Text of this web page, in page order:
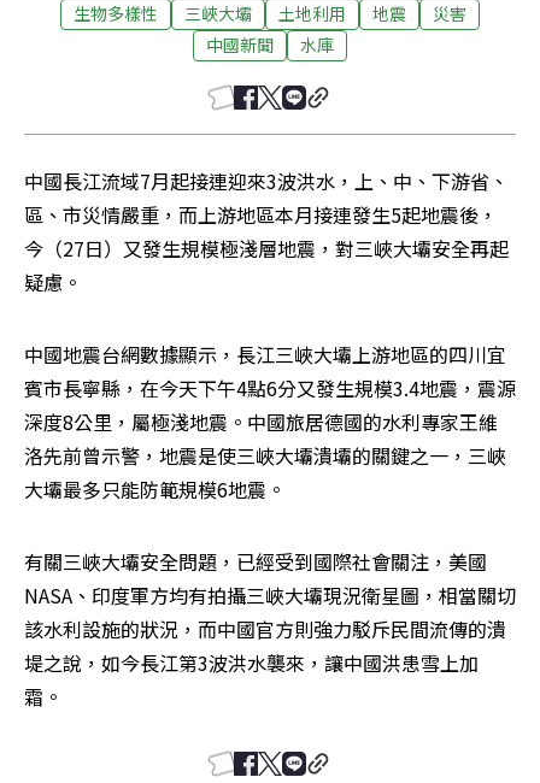
生物多樣性 三峽大壩 土地利用 地震
災害
中國新聞
水庫
中國長江流域7月起接連迎來3波洪水，上、中、下游省、
區、市災情嚴重，而上游地區本月接連發生5起地震後，
今（27日）又發生規模極淺層地震，對三峽大壩安全再起
疑慮。
中國地震台網數據顯示，長江三峽大壩上游地區的四川宜
賓市長寧縣，在今天下午4點6分又發生規模3.4地震，震源
深度8公里，屬極淺地震。中國旅居德國的水利專家王維
洛先前曾示警，地震是使三峽大壩潰壩的關鍵之一，三峽
大壩最多只能防範規模6地震。
有關三峽大壩安全問題，已經受到國際社會關注，美國
NASA、印度軍方均有拍攝三峽大壩現況衛星圖，相當關切
該水利設施的狀況，而中國官方則強力駁斥民間流傳的潰
堤之說，如今長江第3波洪水襲來，讓中國洪患雪上加
霜。